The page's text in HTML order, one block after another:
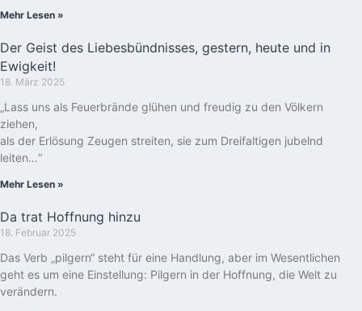
Mehr Lesen »
Der Geist des Liebesbündnisses, gestern, heute und in
Ewigkeit!
18. März 2025
„Lass uns als Feuerbrände glühen und freudig zu den Völkern
ziehen,
als der Erlösung Zeugen streiten, sie zum Dreifaltigen jubelnd
leiten…“
Mehr Lesen »
Da trat Hoffnung hinzu
18. Februar 2025
Das Verb „pilgern“ steht für eine Handlung, aber im Wesentlichen
geht es um eine Einstellung: Pilgern in der Hoffnung, die Welt zu
verändern.